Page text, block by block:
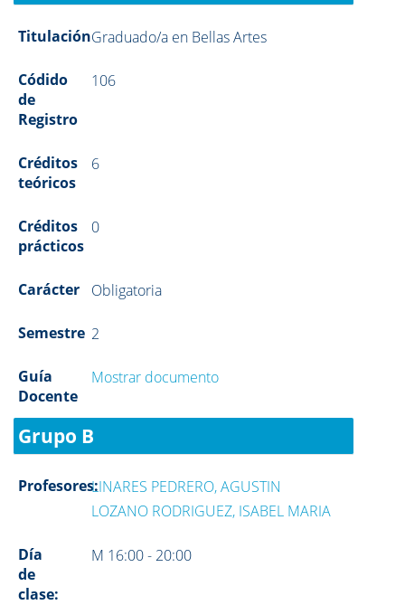
TitulaciónGraduado/a en Bellas Artes
Códido
de
Registro
106
Créditos
teóricos
6
Créditos
prácticos
0
Carácter Obligatoria
Semestre 2
Guía
Docente
Mostrar documento
Grupo B
Profesores:LINARES PEDRERO, AGUSTIN
LOZANO RODRIGUEZ, ISABEL MARIA
Día
de
clase:
M 16:00 - 20:00